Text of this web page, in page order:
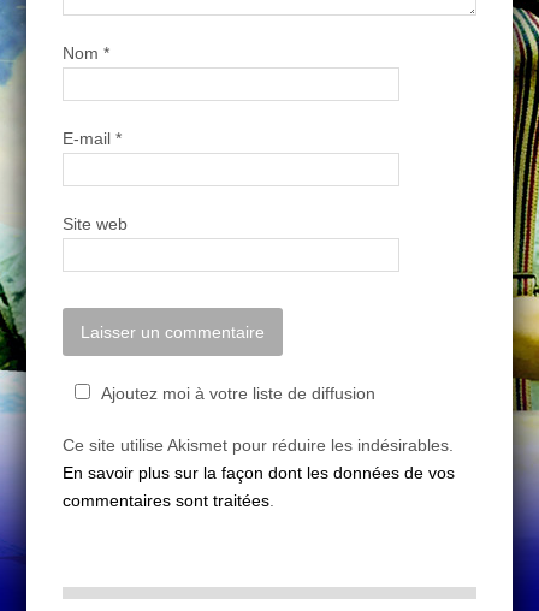
Nom*
E-mail*
Site web
Ajoutez moi à votre liste de diffusion
Ce site utilise Akismet pour réduire les indésirables.
En savoir plus sur la façon dont les données de vos
commentaires sont traitées